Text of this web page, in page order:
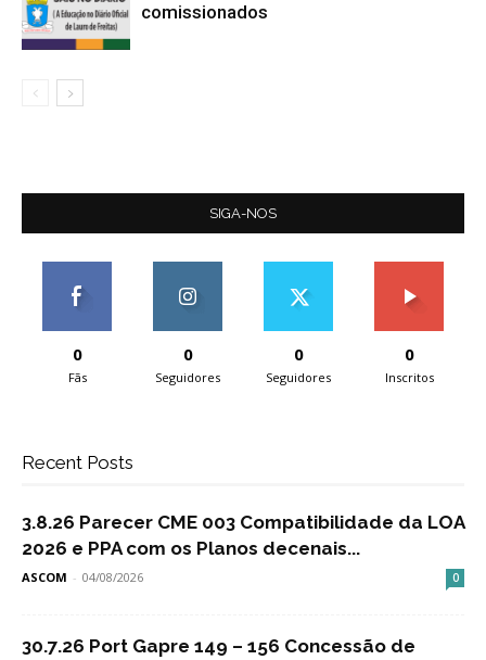
comissionados
SIGA-NOS
0
Fãs
0
Seguidores
0
Seguidores
0
Inscritos
Recent Posts
3.8.26 Parecer CME 003 Compatibilidade da LOA
2026 e PPA com os Planos decenais...
ASCOM - 04/08/2026 0
30.7.26 Port Gapre 149 – 156 Concessão de